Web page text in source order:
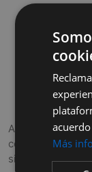
proteger
de tus
acceso no
la
Además, no te
comunes y a
sido víctima es
Más